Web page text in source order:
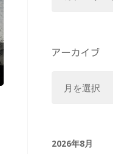
ー
アーカイブ
ブ
2026年8月